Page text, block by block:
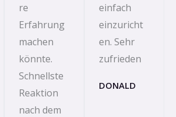
re
Erfahrung
machen
könnte.
Schnellste
Reaktion
nach dem
einfach
einzuricht
en. Sehr
zufrieden
DONALD